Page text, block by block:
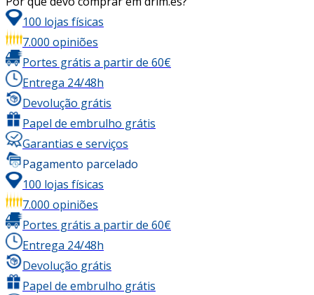
100 lojas físicas
7.000 opiniões
Portes grátis a partir de 60€
Entrega 24/48h
Devolução grátis
Papel de embrulho grátis
Garantias e serviços
Pagamento parcelado
100 lojas físicas
7.000 opiniões
Portes grátis a partir de 60€
Entrega 24/48h
Devolução grátis
Papel de embrulho grátis